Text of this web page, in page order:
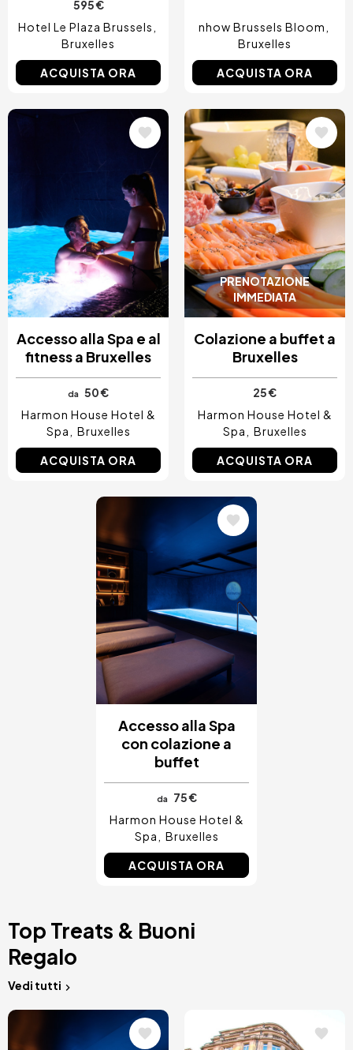
595 €
Hotel Le Plaza Brussels
Bruxelles
ACQUISTA ORA
nhow Brussels Bloom
Bruxelles
ACQUISTA ORA
Accesso alla Spa e al
fitness a Bruxelles
da 50 €
Harmon House Hotel &
Spa
Bruxelles
ACQUISTA ORA
PRENOTAZIONE
IMMEDIATA
Immagine
Colazione a buffet a
Bruxelles
25 €
Harmon House Hotel &
Spa
Bruxelles
ACQUISTA ORA
Immagine
Accesso alla Spa
con colazione a
buffet
da
75 €
Harmon House Hotel &
Spa
Bruxelles
ACQUISTA ORA
Top Treats & Buoni
Regalo
Vedi tutti
Immagine Immagine